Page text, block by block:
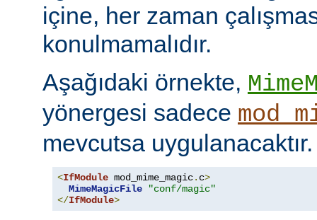
içine, her zaman
konulmamalıdır.
Aşağıdaki örnekte,
yönergesi sadece
mevcutsa uygulanacaktır.
<IfModule mod_mime_magic. c>
MimeMagicFile
"conf/magic"
</IfModule>